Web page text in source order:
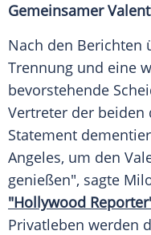
Gemeinsamer
Nach den Berichten
Trennung und eine
bevorstehende
Vertreter der beiden
Statement
Angeles, um den
genießen", sagte
"Hollywood
Privatleben werden